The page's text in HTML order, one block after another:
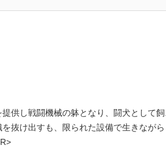
供し戦闘機械の躰となり、闘犬として
抜け出すも、限られた設備で生きなが